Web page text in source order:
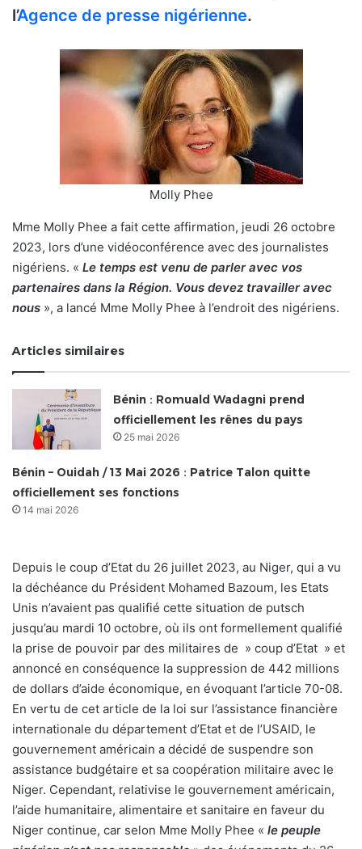
l’Agence de presse nigérienne.
Molly Phee
Mme Molly Phee a fait cette affirmation, jeudi 26 octobre
2023, lors d’une vidéoconférence avec des journalistes
nigériens. « Le temps est venu de parler avec vos
partenaires dans la Région. Vous devez travailler avec
nous », a lancé Mme Molly Phee à l’endroit des nigériens.
Articles similaires
Bénin : Romuald Wadagni prend
officiellement les rênes du pays
25 mai 2026
Bénin – Ouidah / 13 Mai 2026 : Patrice Talon quitte
officiellement ses fonctions
14 mai 2026
Depuis le coup d’Etat du 26 juillet 2023, au Niger, qui a vu
la déchéance du Président Mohamed Bazoum, les Etats
Unis n’avaient pas qualifié cette situation de putsch
jusqu’au mardi 10 octobre, où ils ont formellement qualifié
la prise de pouvoir par des militaires de » coup d’Etat » et
annoncé en conséquence la suppression de 442 millions
de dollars d’aide économique, en évoquant l’article 70-08.
En vertu de cet article de la loi sur l’assistance financière
internationale du département d’Etat et de l’USAID, le
gouvernement américain a décidé de suspendre son
assistance budgétaire et sa coopération militaire avec le
Niger. Cependant, relativise le gouvernement américain,
l’aide humanitaire, alimentaire et sanitaire en faveur du
Niger continue, car selon Mme Molly Phee « le peuple